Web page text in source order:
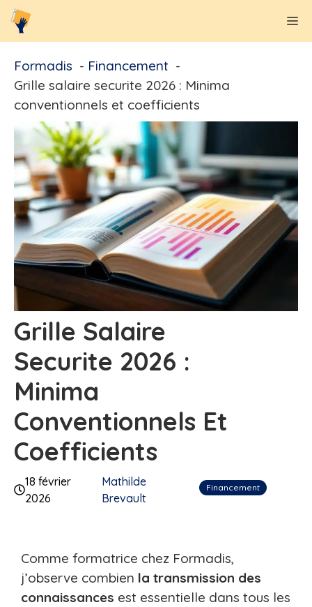
Aller
au
Formadis
Financement
Grille salaire securite 2026 : Minima
conventionnels et coefficients
Grille Salaire
Securite 2026 :
Minima
Conventionnels Et
Coefficients
18 février
2026
Mathilde
Brevault
Financement
Comme formatrice chez Formadis,
j’observe combien la transmission des
connaissances est essentielle dans tous les